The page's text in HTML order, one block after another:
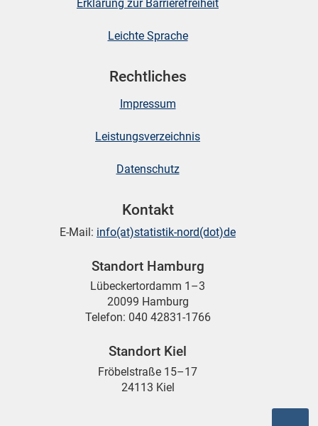
Erklärung zur Barrierefreiheit
Leichte Sprache
Rechtliches
Impressum
Leistungsverzeichnis
Datenschutz
Kontakt
E-Mail: info(at)statistik-nord(dot)de
Standort Hamburg
Lübeckertordamm 1–3
20099 Hamburg
Telefon: 040 42831-1766
Standort Kiel
Fröbelstraße 15–17
24113 Kiel